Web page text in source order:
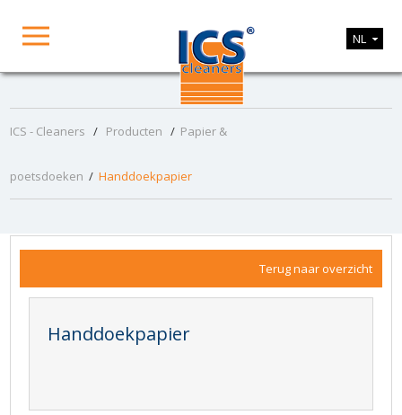
NL
ICS - Cleaners / Producten / Papier &
poetsdoeken /Handdoekpapier
Terug naar overzicht
Handdoekpapier